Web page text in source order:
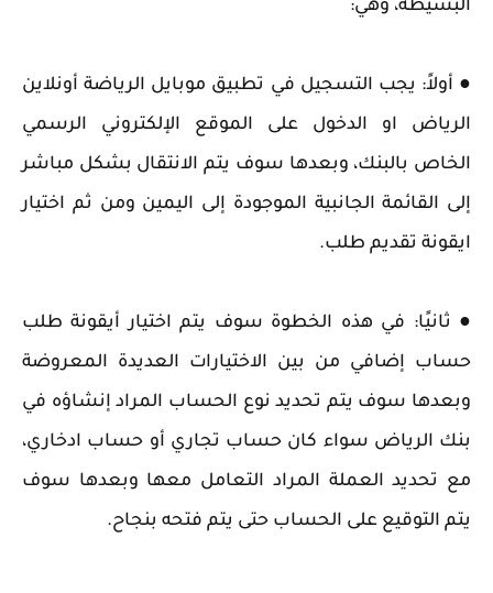
البسيطة، وهي:
● أولاً: يجب التسجيل في تطبيق موبايل الرياضة أونلاين
الرياض او الدخول على الموقع الإلكتروني الرسمي
الخاص بالبنك، وبعدها سوف يتم الانتقال بشكل مباشر
إلى القائمة الجانبية الموجودة إلى اليمين ومن ثم اختيار
ايقونة تقديم طلب.
● ثانيًا: في هذه الخطوة سوف يتم اختيار أيقونة طلب
حساب إضافي من بين الاختيارات العديدة المعروضة
وبعدها سوف يتم تحديد نوع الحساب المراد إنشاؤه في
بنك الرياض سواء كان حساب تجاري أو حساب ادخاري،
مع تحديد العملة المراد التعامل معها وبعدها سوف
يتم التوقيع على الحساب حتى يتم فتحه بنجاح.